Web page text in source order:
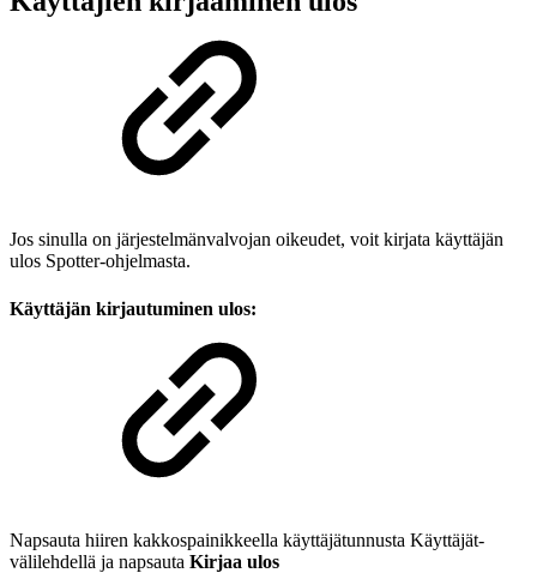
Jos sinulla on järjestelmänvalvojan oikeudet, voit kirjata käyttäjän
ulos Spotter-ohjelmasta.
Käyttäjän kirjautuminen ulos:
Napsauta hiiren kakkospainikkeella käyttäjätunnusta Käyttäjät-
välilehdellä ja napsauta Kirjaa ulos